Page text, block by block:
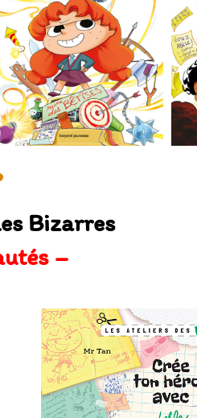
Bizarres
–